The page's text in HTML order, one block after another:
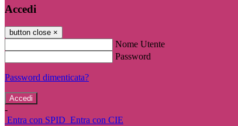
Accedi
button close ×
Nome Utente
Password
Password dimenticata?
-
Entra con SPID Entra con CIE